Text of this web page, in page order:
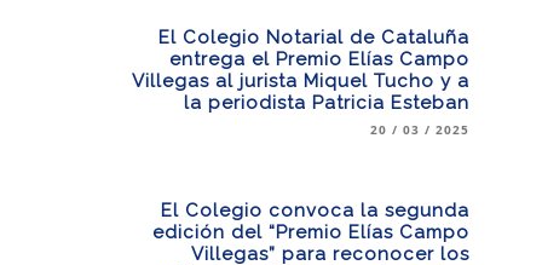
El Colegio Notarial de Cataluña
entrega el Premio Elías Campo
Villegas al jurista Miquel Tucho y a
la periodista Patricia Esteban
20 / 03 / 2025
El Colegio convoca la segunda
edición del “Premio Elías Campo
Villegas” para reconocer los